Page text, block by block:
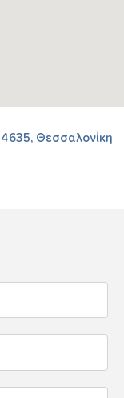
Θεσσαλονίκη